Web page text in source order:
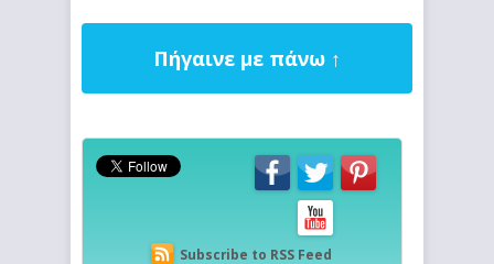
Πήγαινε με πάνω ↑
Subscribe to RSS Feed